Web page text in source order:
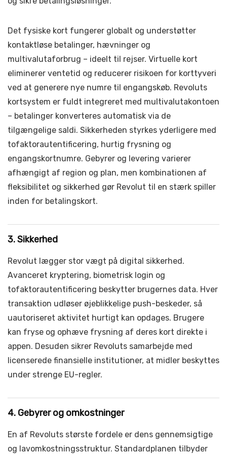
Det fysiske kort fungerer globalt og understøtter
kontaktløse betalinger, hævninger og
multivalutaforbrug – ideelt til rejser. Virtuelle kort
eliminerer ventetid og reducerer risikoen for korttyveri
ved at generere nye numre til engangskøb. Revoluts
kortsystem er fuldt integreret med multivalutakontoen
– betalinger konverteres automatisk via de
tilgængelige saldi. Sikkerheden styrkes yderligere med
tofaktorautentificering, hurtig frysning og
engangskortnumre. Gebyrer og levering varierer
afhængigt af region og plan, men kombinationen af
fleksibilitet og sikkerhed gør Revolut til en stærk spiller
inden for betalingskort.
3. Sikkerhed
Revolut lægger stor vægt på digital sikkerhed.
Avanceret kryptering, biometrisk login og
tofaktorautentificering beskytter brugernes data. Hver
transaktion udløser øjeblikkelige push-beskeder, så
uautoriseret aktivitet hurtigt kan opdages. Brugere
kan fryse og ophæve frysning af deres kort direkte i
appen. Desuden sikrer Revoluts samarbejde med
licenserede finansielle institutioner, at midler beskyttes
under strenge EU-regler.
4. Gebyrer og omkostninger
En af Revoluts største fordele er dens gennemsigtige
og lavomkostningsstruktur. Standardplanen tilbyder